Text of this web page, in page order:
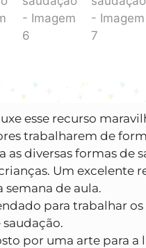
esse recurso
trabalharem de
as diversas formas de
Um excelente
semana de aula.
para trabalhar os
por uma arte para a